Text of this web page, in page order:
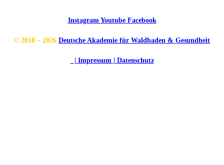
Instagram Youtube Facebook
© 2018 – 2026 Deutsche Akademie für Waldbaden & Gesundheit
| Impressum | Datenschutz